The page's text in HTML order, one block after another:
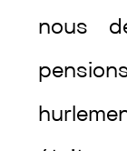
nous